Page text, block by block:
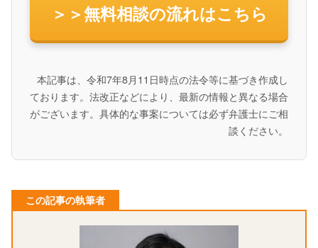
＞＞無料相談の流れはこちら
本記事は、令和7年8月11日時点の法令等に基づき作成し
ております。法改正などにより、最新の情報と異なる場合
がございます。具体的な事案については必ず弁護士にご相
談ください。
この記事の執筆者